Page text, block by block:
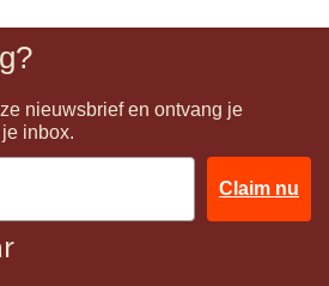
nieuwsbrief en ontvang je
inbox.
Claim nu